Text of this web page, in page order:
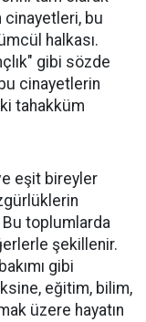
cinayetleri, bu
halkası.
gibi sözde
cinayetlerin
tahakküm
eşit bireyler
Bu toplumlarda
şekillenir.
gibi
eğitim, bilim,
üzere hayatın